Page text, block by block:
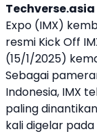
Expo (IMX)
resmi Kick Off
(15/1/2025)
Sebagai
Indonesia, IMX
paling
kali digelar pada